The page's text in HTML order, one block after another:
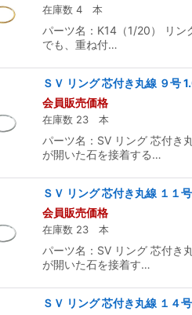
在庫数 4 本
パーツ名：K14（1/20） リン
でも、重ね付…
ＳＶ リング 芯付き丸線 ９号
会員販売価格
在庫数 23 本
パーツ名：SV リング 芯付き
が開いた石を接着する…
ＳＶ リング 芯付き丸線 １１
会員販売価格
在庫数 23 本
パーツ名：SV リング 芯付き
が開いた石を接着す…
ＳＶ リング 芯付き丸線 １４